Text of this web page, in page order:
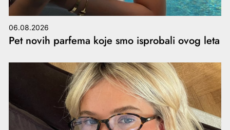
06.08.2026
Pet novih parfema koje smo isprobali ovog leta